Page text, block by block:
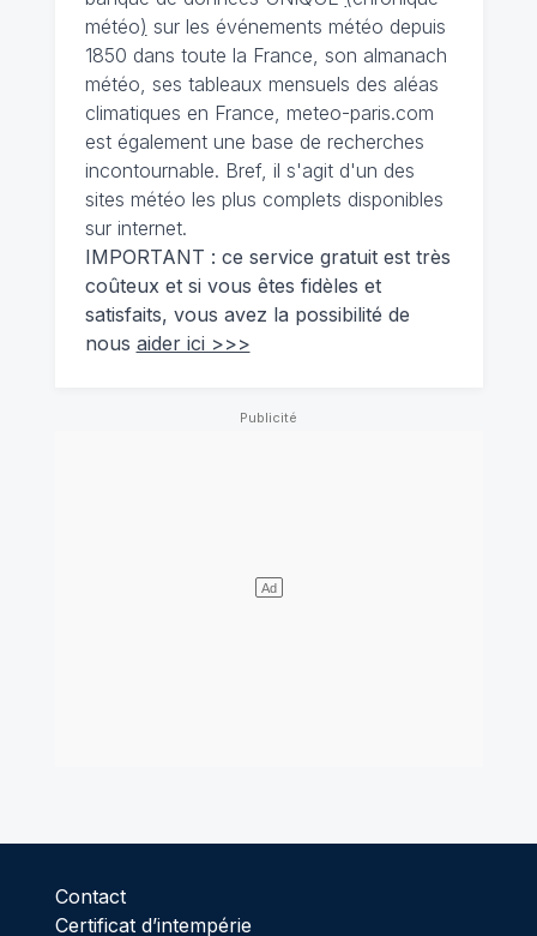
météo) sur les événements météo depuis
1850 dans toute la France, son almanach
météo, ses tableaux mensuels des aléas
climatiques en France, meteo-paris.com
est également une base de recherches
incontournable. Bref, il s'agit d'un des
sites météo les plus complets disponibles
sur internet.
IMPORTANT : ce service gratuit est très
coûteux et si vous êtes fidèles et
satisfaits, vous avez la possibilité de
nous aider ici >>>
Contact
Certificat d’intempérie